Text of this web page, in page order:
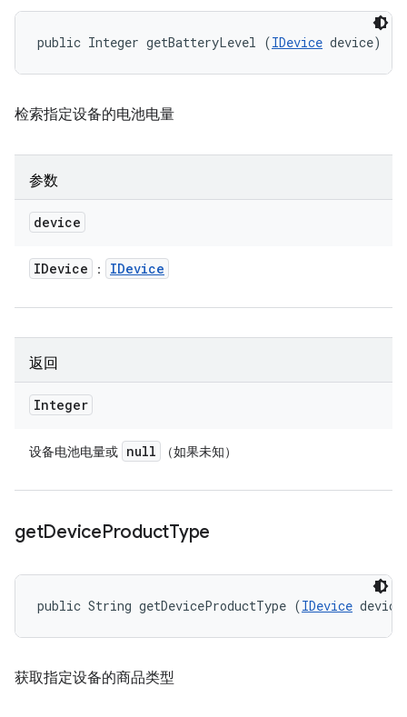
public Integer getBatteryLevel (IDevice device)
检索指定设备的电池电量
参数
device
IDevice ： IDevice
返回
Integer
设备电池电量或 null （如果未知）
getDeviceProductType
public String getDeviceProductType (IDevice
获取指定设备的商品类型